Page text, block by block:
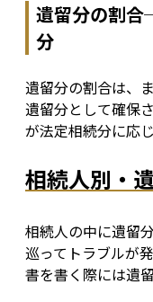
遺留分の割
分
遺留分の割合は、
遺留分として確保
が法定相続分に応
相続人別・
相続人の中に遺留
巡ってトラブルが
書を書く際には遺